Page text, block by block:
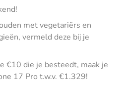
met vegetariërs en
vermeld deze bij je
€10 die je besteedt, maak je
17 Pro t.w.v. €1.329!